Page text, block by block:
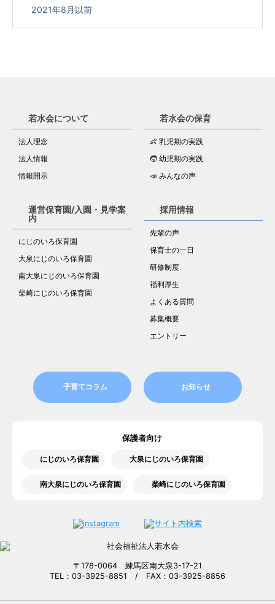
2021年8月以前
若水会について
法人理念
法人情報
情報開示
若水会の保育
👶 乳児期の実践
🧒 幼児期の実践
📣 みんなの声
運営保育園/入園・見学案
内
にじのいろ保育園
大泉にじのいろ保育園
南大泉にじのいろ保育園
柴崎にじのいろ保育園
採用情報
先輩の声
保育士の一日
研修制度
福利厚生
よくある質問
募集概要
エントリー
子育てコラム お知らせ
保護者向け
にじのいろ保育園 大泉にじのいろ保育園
南大泉にじのいろ保育園 柴崎にじのいろ保育園
〒178-0064 練馬区南大泉3-17-21
TEL：03-3925-8851 / FAX：03-3925-8856